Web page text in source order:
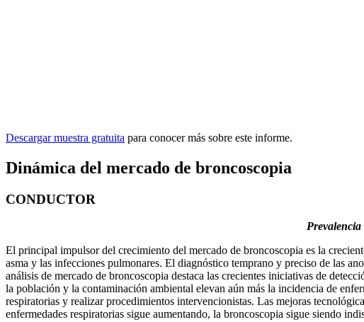
Descargar muestra gratuita para conocer más sobre este informe.
Dinámica del mercado de broncoscopia
CONDUCTOR
Prevalencia
El principal impulsor del crecimiento del mercado de broncoscopia es la
asma y las infecciones pulmonares. El diagnóstico temprano y preciso de las
análisis de mercado de broncoscopia destaca las crecientes iniciativas de
la población y la contaminación ambiental elevan aún más la incidencia de
respiratorias y realizar procedimientos intervencionistas. Las mejoras
enfermedades respiratorias sigue aumentando, la broncoscopia sigue siendo